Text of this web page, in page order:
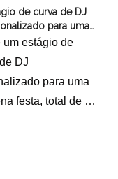
de curva de DJ
para uma
festa 3x2.6m
um estágio de
DJ
para uma
festa, total de 3m